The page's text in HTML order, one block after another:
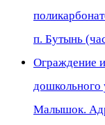
п. Бутынь
Ограждение
дошкольного
Малышок.